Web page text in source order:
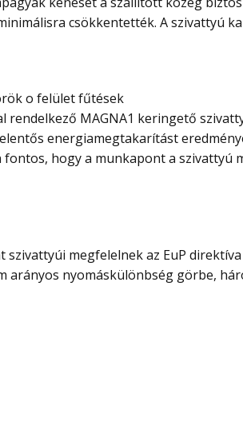
csökkentették. A szivattyú
o felület fűtések
rendelkező MAGNA1 keringető
energiamegtakarítást
hogy a munkapont a szivattyú
szivattyúi megfelelnek az EuP
arányos nyomáskülönbség görbe,